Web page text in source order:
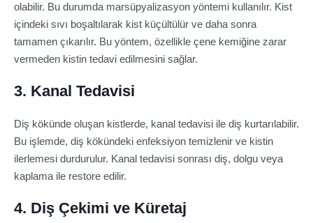
olabilir. Bu durumda marsüpyalizasyon yöntemi kullanılır. Kist
içindeki sıvı boşaltılarak kist küçültülür ve daha sonra
tamamen çıkarılır. Bu yöntem, özellikle çene kemiğine zarar
vermeden kistin tedavi edilmesini sağlar.
3. Kanal Tedavisi
Diş kökünde oluşan kistlerde, kanal tedavisi ile diş kurtarılabilir.
Bu işlemde, diş kökündeki enfeksiyon temizlenir ve kistin
ilerlemesi durdurulur. Kanal tedavisi sonrası diş, dolgu veya
kaplama ile restore edilir.
4. Diş Çekimi ve Küretaj